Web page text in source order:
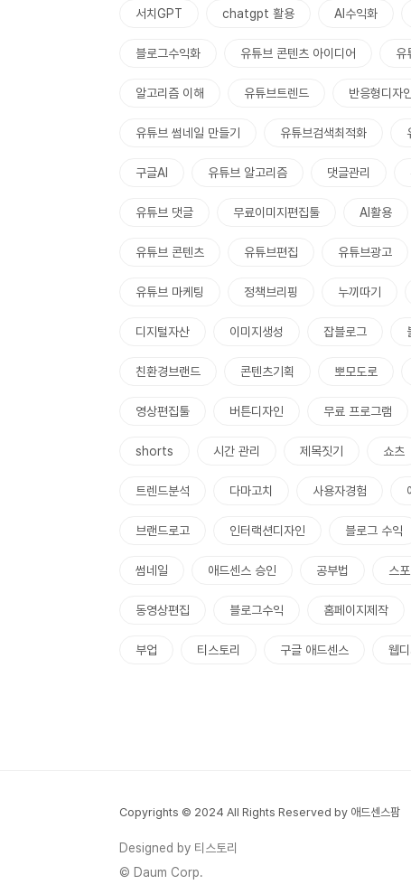
서치GPT chatgpt 활용 AI수익화
블로그수익화 유튜브 콘텐츠 아이디어 유
알고리즘 이해 유튜브트렌드 반응형디자
유튜브 썸네일 만들기 유튜브검색최적화
구글AI 유튜브 알고리즘 댓글관리
유튜브 댓글 무료이미지편집툴 AI활용
유튜브 콘텐츠 유튜브편집 유튜브광고
유튜브 마케팅 정책브리핑 누끼따기
디지털자산 이미지생성 잡블로그
친환경브랜드 콘텐츠기획 뽀모도로
영상편집툴 버튼디자인 무료 프로그램
shorts 시간 관리 제목짓기 쇼츠
트렌드분석 다마고치 사용자경험
브랜드로고 인터랙션디자인 블로그 수익
썸네일 애드센스 승인 공부법 스
동영상편집 블로그수익 홈페이지제작
부업 티스토리 구글 애드센스 웹
Copyrights © 2024 All Rights Reserved by 애드센스팜
Designed by 티스토리
© Daum Corp.